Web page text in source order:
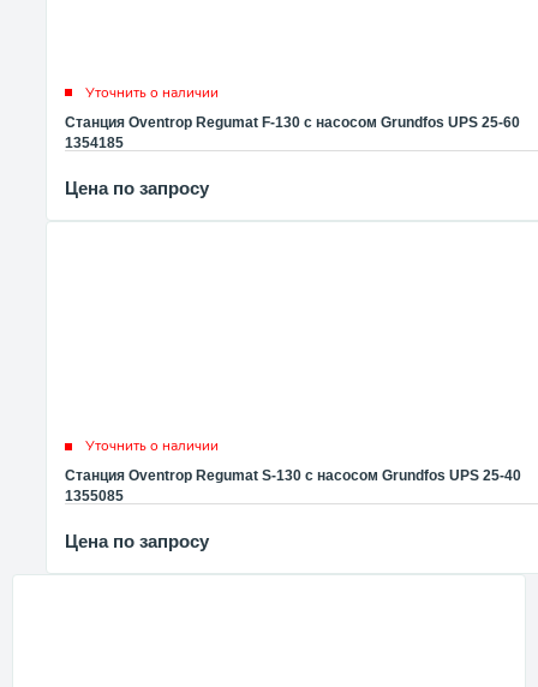
Уточнить о наличии
Станция Oventrop Regumat F-130 с насосом Grundfos UPS 25-60
1354185
Цена по запросу
Уточнить о наличии
Станция Oventrop Regumat S-130 с насосом Grundfos UPS 25-40
1355085
Цена по запросу